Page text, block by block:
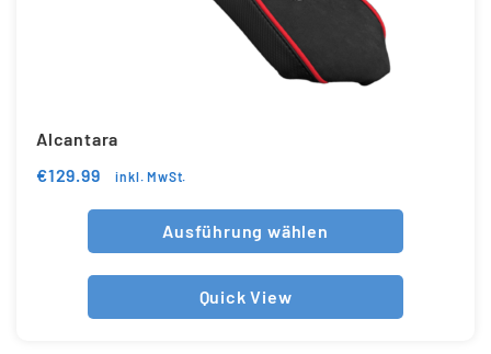
Alcantara
€129.99 inkl. MwSt.
Ausführung wählen
Quick View